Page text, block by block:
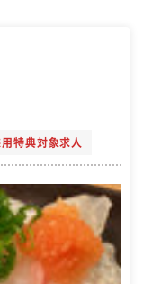
特典対象求人